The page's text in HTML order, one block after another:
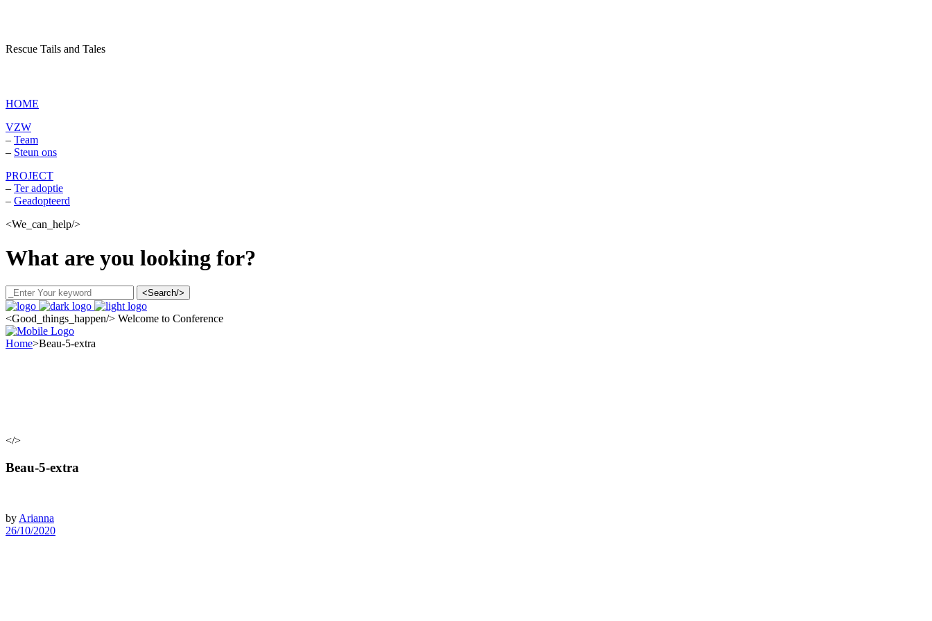
Rescue Tails and Tales
HOME
VZW
– Team
– Steun ons
PROJECT
– Ter adoptie
– Geadopteerd
<We_can_help/>
What are you looking for?
<Search/>
<Good_things_happen/> Welcome to Conference
Home>Beau-5-extra
</>
Beau-5-extra
by Arianna
26/10/2020